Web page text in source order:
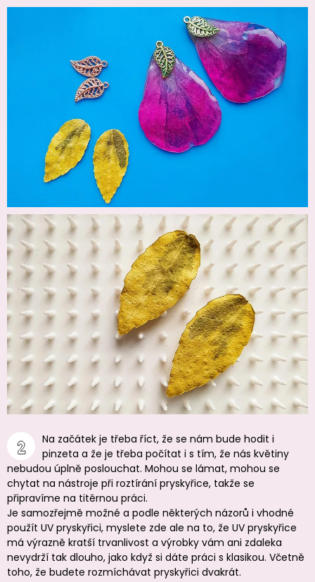
Na začátek je třeba říct, že se nám bude hodit i
pinzeta a že je třeba počítat i s tím, že nás květiny
nebudou úplně poslouchat. Mohou se lámat, mohou se
chytat na nástroje při roztírání pryskyřice, takže se
připravíme na titěrnou práci.
Je samozřejmě možné a podle některých názorů i vhodné
použít UV pryskyřici, myslete zde ale na to, že UV pryskyřice
má výrazně kratší trvanlivost a výrobky vám ani zdaleka
nevydrží tak dlouho, jako když si dáte práci s klasikou. Včetně
toho, že budete rozmíchávat pryskyřici dvakrát.